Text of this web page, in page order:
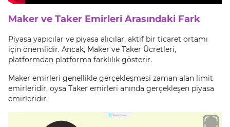
Maker ve Taker Emirleri Arasındaki Fark
Piyasa yapıcılar ve piyasa alıcılar, aktif bir ticaret ortamı
için önemlidir. Ancak, Maker ve Taker Ücretleri,
platformdan platforma farklılık gösterir.
Maker emirleri genellikle gerçekleşmesi zaman alan limit
emirleridir, oysa Taker emirleri anında gerçekleşen piyasa
emirleridir.